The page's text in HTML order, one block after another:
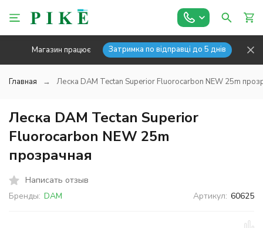
Магазин працює Затримка по відправці до 5 днів
Главная Леска DAM Tectan Superior Fluorocarbon NEW 25m
Леска DAM Tectan Superior
Fluorocarbon NEW 25m
прозрачная
Написать отзыв
Бренды: DAM Артикул: 60625